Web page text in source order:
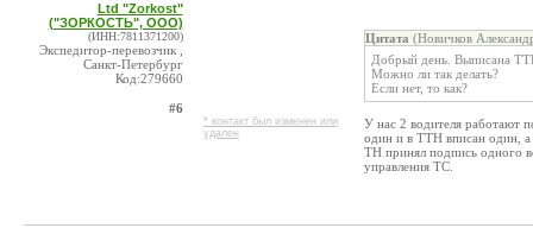
Ltd "Zorkost"
("ЗОРКОСТЬ", ООО)
(ИНН:7811371200)
Экспедитор-перевозчик ,
Санкт-Петербург
Код:279660
#6
* контакт был изменен или
удален
Цитата (Новичков
Добрый день. Выписана
Можно ли так делать?
Если нет, то как?
У нас 2 водителя работают
один и в ТТН вписан один, а
ТН принял подпись одного
управления ТС.